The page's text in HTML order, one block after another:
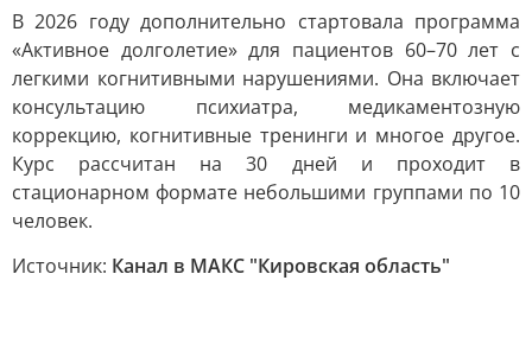
В 2026 году дополнительно стартовала программа
«Активное долголетие» для пациентов 60–70 лет с
легкими когнитивными нарушениями. Она включает
консультацию психиатра, медикаментозную
коррекцию, когнитивные тренинги и многое другое.
Курс рассчитан на 30 дней и проходит в
стационарном формате небольшими группами по 10
человек.
Источник: Канал в МАКС "Кировская область"